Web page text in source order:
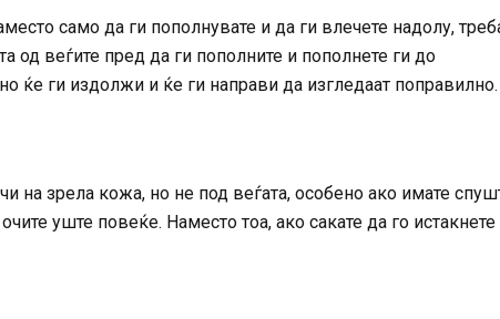
само да ги пополнувате и да ги влечете надолу,
од веѓите пред да ги пополните и пополнете ги до
ќе ги издолжи и ќе ги направи да изгледаат поправилно.
на зрела кожа, но не под веѓата, особено ако имате
уште повеќе. Наместо тоа, ако сакате да го истакнете